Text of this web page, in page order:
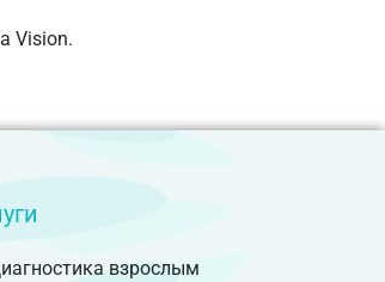
Vision.
взрослым